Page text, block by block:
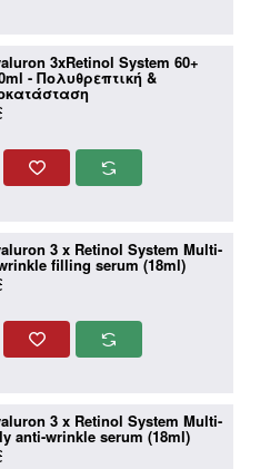
3xRetinol System 60+
- Πολυθρεπτική &
3 x Retinol System Multi-
filling serum (18ml)
3 x Retinol System Multi-
anti-wrinkle serum (18ml)